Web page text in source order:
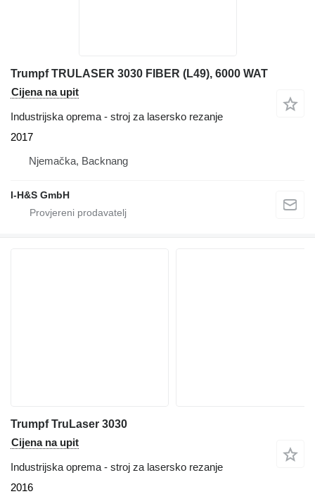
Trumpf TRULASER 3030 FIBER (L49), 6000 WAT
Cijena na upit
Industrijska oprema - stroj za lasersko rezanje
2017
Njemačka, Backnang
I-H&S GmbH
Trumpf TruLaser 3030
Cijena na upit
Industrijska oprema - stroj za lasersko rezanje
2016